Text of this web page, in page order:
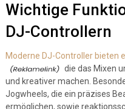
Wichtige
DJ-Controllern
Moderne DJ-Controller bieten
die das Mixen
und kreativer machen.
Jogwheels, die ein präzises
ermöglichen, sowie